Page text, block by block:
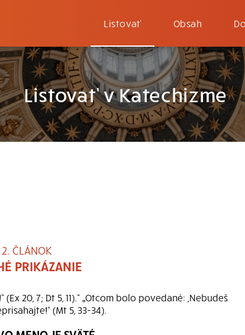
Listovať Obsah
Listovať v Katechizme
2. ČLÁNOK
PRIKÁZANIE
20, 7; Dt 5, 11).“ „Otcom bolo povedané: ,Nebudeš
(Mt 5, 33-34).